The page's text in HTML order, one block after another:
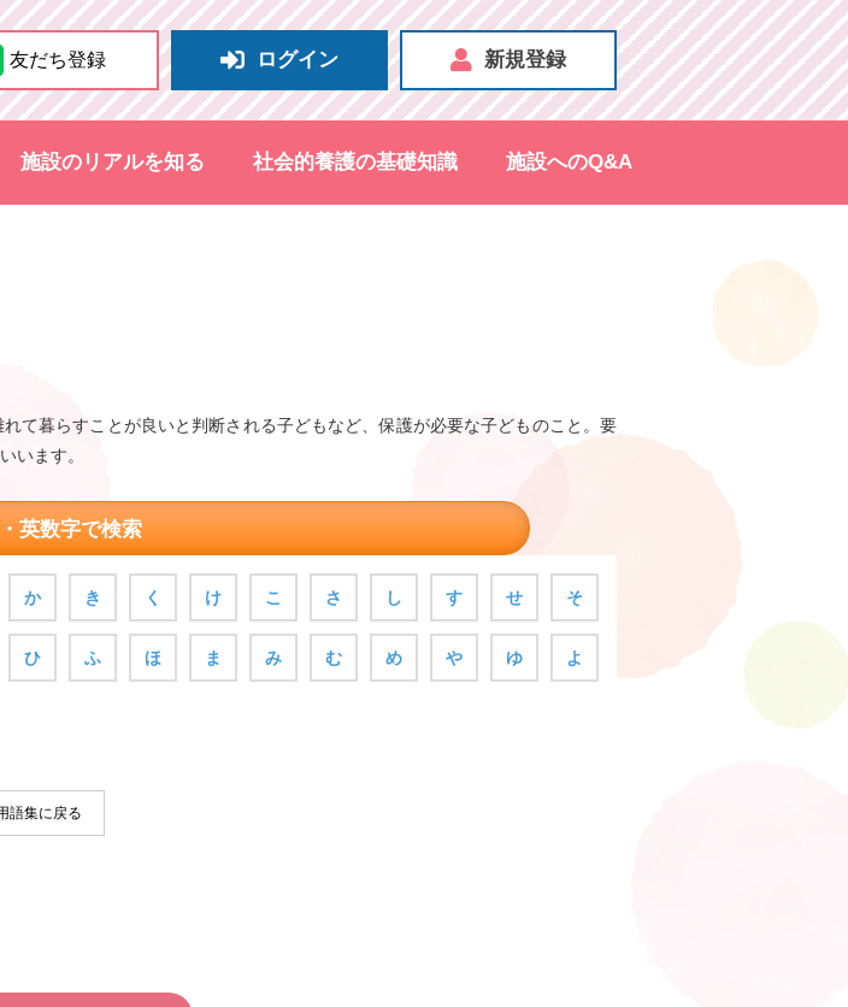
友だち登録 ログイン 新規登録
施設のリアルを知る 社会的養護の基礎知識 施設へのQ&A
て暮らすことが良いと判断される子どもなど、保護が必要な子どものこと。要
います。
英数字で検索
か き く け こ さ し す せ そ
ひ ふ ほ ま み む め や ゆ よ
語集に戻る